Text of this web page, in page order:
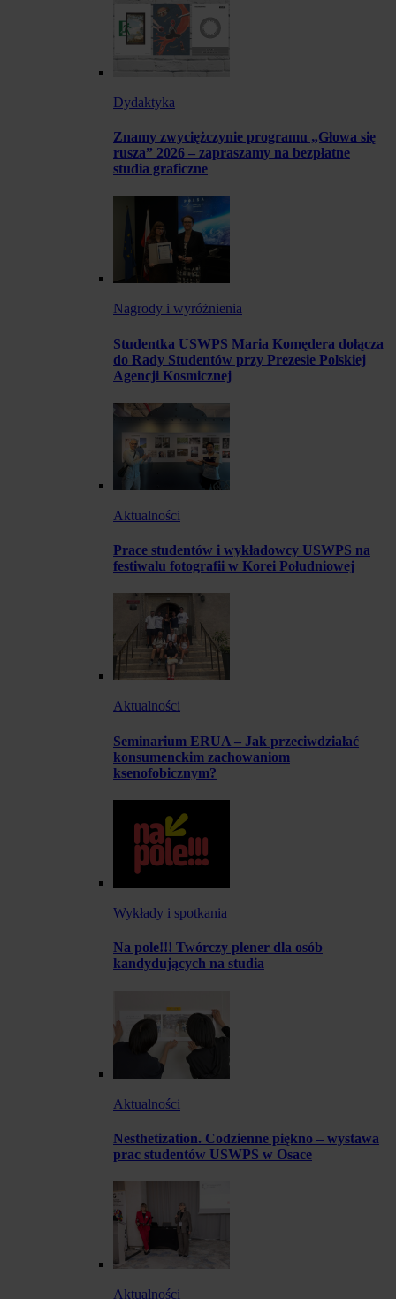
Dydaktyka
Znamy zwyciężczynie programu „Głowa się
rusza” 2026 – zapraszamy na bezpłatne
studia graficzne
Nagrody i wyróżnienia
Studentka USWPS Maria Komędera dołącza
do Rady Studentów przy Prezesie Polskiej
Agencji Kosmicznej
Aktualności
Prace studentów i wykładowcy USWPS na
festiwalu fotografii w Korei Południowej
Aktualności
Seminarium ERUA – Jak przeciwdziałać
konsumenckim zachowaniom
ksenofobicznym?
Wykłady i spotkania
Na pole!!! Twórczy plener dla osób
kandydujących na studia
Aktualności
Nesthetization. Codzienne piękno – wystawa
prac studentów USWPS w Osace
Aktualności